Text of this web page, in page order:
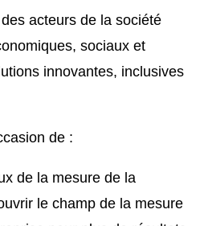
acteurs de la société
sociaux et
innovantes, inclusives
de :
de la mesure de la
le champ de la mesure